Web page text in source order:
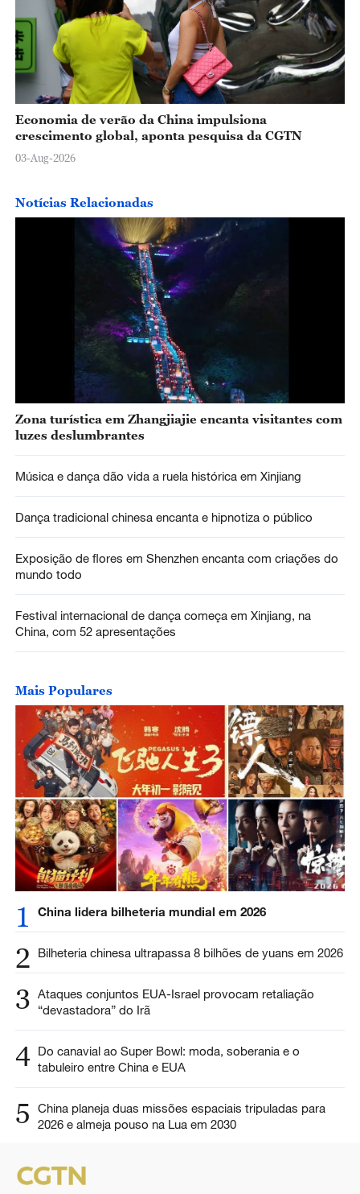
Economia de verão da China impulsiona
crescimento global, aponta pesquisa da CGTN
03-Aug-2026
Notícias Relacionadas
Zona turística em Zhangjiajie encanta visitantes com
luzes deslumbrantes
Música e dança dão vida a ruela histórica em Xinjiang
Dança tradicional chinesa encanta e hipnotiza o público
Exposição de flores em Shenzhen encanta com criações do
mundo todo
Festival internacional de dança começa em Xinjiang, na
China, com 52 apresentações
Mais Populares
1 China lidera bilheteria mundial em 2026
2 Bilheteria chinesa ultrapassa 8 bilhões de yuans em 2026
3 Ataques conjuntos EUA-Israel provocam retaliação
“devastadora” do Irã
4 Do canavial ao Super Bowl: moda, soberania e o
tabuleiro entre China e EUA
5
China planeja duas missões espaciais tripuladas para
2026 e almeja pouso na Lua em 2030